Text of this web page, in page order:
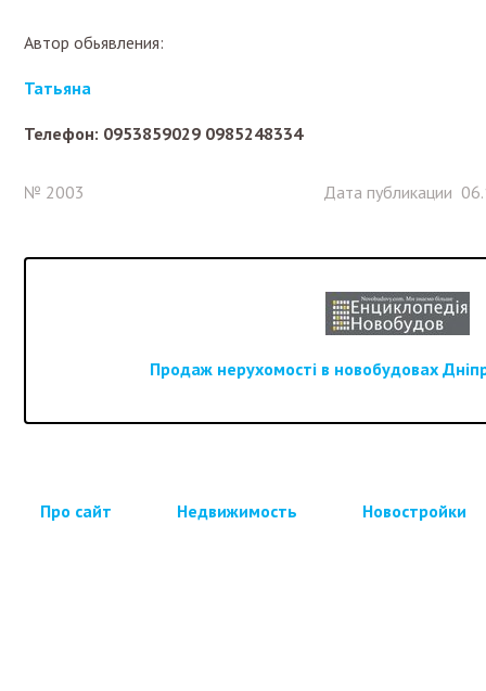
Автор обьявления:
Татьяна
Телефон: 0953859029 0985248334
№ 2003 Дата публикации
Продаж нерухомості в новобудовах
Про сайт Недвижимость Новостройки